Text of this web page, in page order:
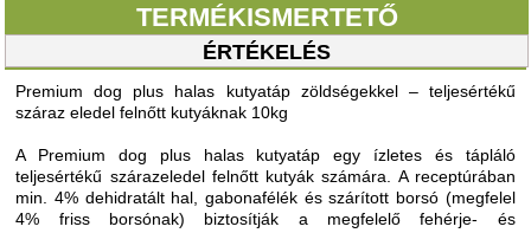
TERMÉKISMERTETŐ
ÉRTÉKELÉS
Premium dog plus halas kutyatáp zöldségekkel – teljesértékű
száraz eledel felnőtt kutyáknak 10kg
A Premium dog plus halas kutyatáp egy ízletes és tápláló
teljesértékű szárazeledel felnőtt kutyák számára. A receptúrában
min. 4% dehidratált hal, gabonafélék és szárított borsó (megfelel
4% friss borsónak) biztosítják a megfelelő fehérje- és